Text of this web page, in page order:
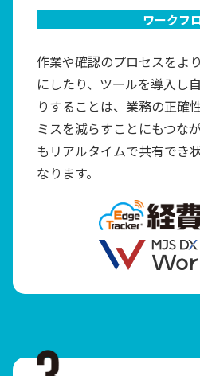
ワークフ
作業や確認のプロセスをよ
にしたり、ツールを導入し
りすることは、業務の正確
ミスを減らすことにもつな
もリアルタイムで共有でき
なります。